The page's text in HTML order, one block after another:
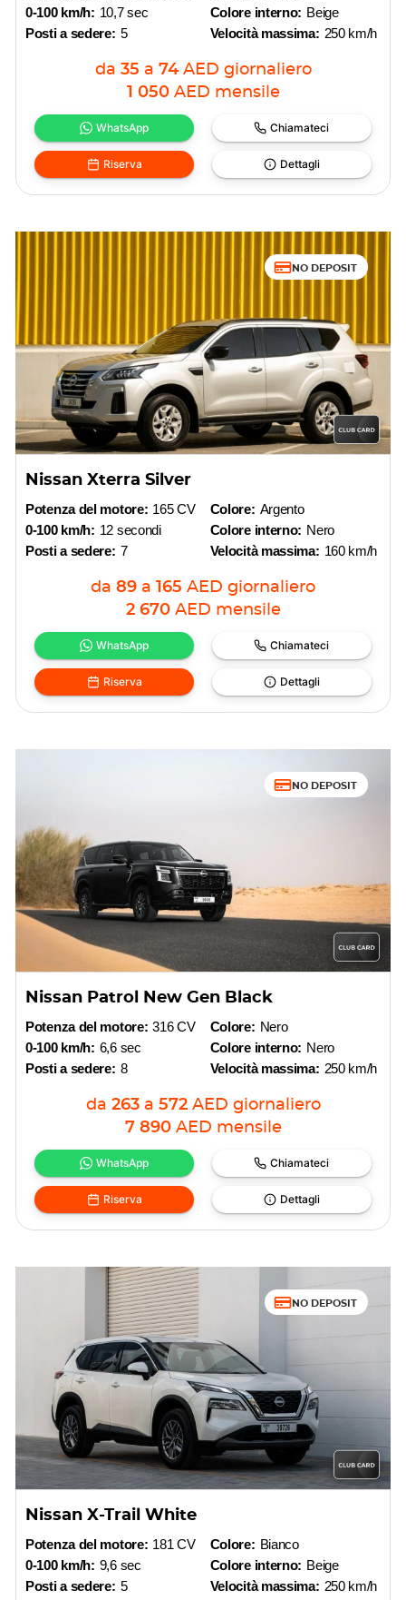
0-100 km/h: 10,7 sec
Posti a sedere: 5
Colore interno: Beige
Velocità massima: 250 km/h
da 35 a 74 AED giornaliero
1 050 AED mensile
WhatsApp Chiamateci
Riserva Dettagli
NO DEPOSIT
Nissan Xterra Silver
Potenza del motore: 165 CV
0-100 km/h: 12 secondi
Posti a sedere: 7
Colore: Argento
Colore interno: Nero
Velocità massima: 160 km/h
da 89 a 165 AED giornaliero
2 670 AED mensile
WhatsApp Chiamateci
Riserva Dettagli
NO DEPOSIT
Nissan Patrol New Gen Black
Potenza del motore: 316 CV
0-100 km/h: 6,6 sec
Posti a sedere: 8
Colore: Nero
Colore interno: Nero
Velocità massima: 250 km/h
da 263 a 572 AED giornaliero
7 890 AED mensile
WhatsApp Chiamateci
Riserva Dettagli
NO DEPOSIT
Nissan X-Trail White
Potenza del motore: 181 CV
0-100 km/h: 9,6 sec
Posti a sedere: 5
Colore: Bianco
Colore interno: Beige
Velocità massima: 250 km/h